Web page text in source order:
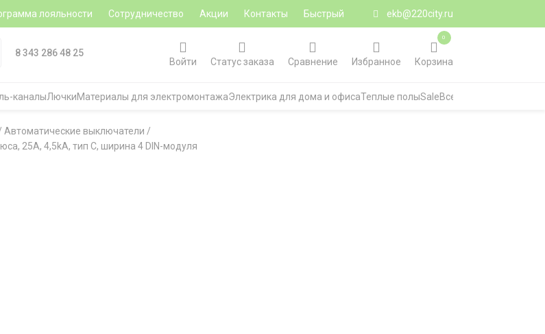
лояльности Сотрудничество Акции Контакты
Быстрый
ekb@220city.ru
8 343 286 48 25
Войти
Статус заказа Сравнение Избранное Корзина
0
каналыЛючкиМатериалы для электромонтажаЭлектрика для дома и офисаТеплые полыSaleВсе категории
Автоматические выключатели /
25A, 4,5kA, тип C, ширина 4 DIN-модуля